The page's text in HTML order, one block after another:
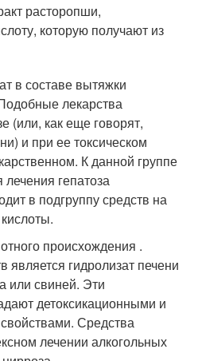
расторопши,
которую получают из
в составе вытяжки
лекарства
(или, как еще говорят,
и при ее токсическом
К данной группе
гепатоза
в подгруппу средств на
происхождения .
является гидролизат печени
или свиней. Эти
детоксикационными и
Средства
лечении алкогольных